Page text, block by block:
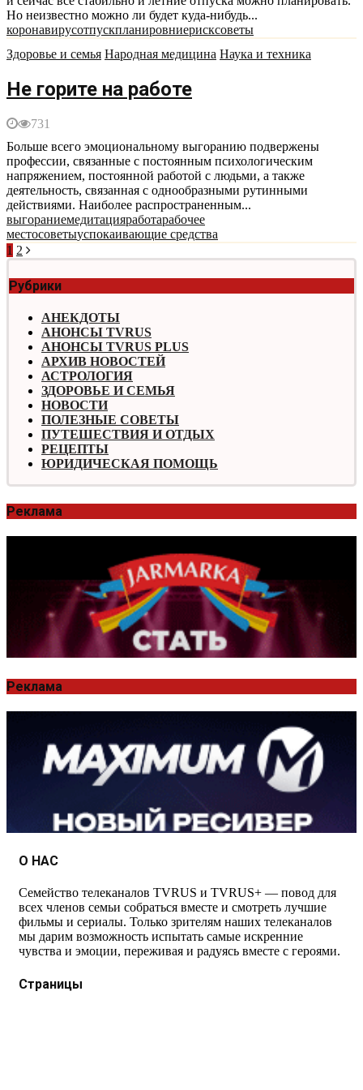
Но неизвестно можно ли будет куда-нибудь...
коронавирусотпускпланировниерисксоветы
Здоровье и семья Народная медицина Наука и техника
Не горите на работе
731
Больше всего эмоциональному выгоранию подвержены
профессии, связанные с постоянным психологическим
напряжением, постоянной работой с людьми, а также
деятельность, связанная с однообразными рутинными
действиями. Наиболее распространенным...
выгораниемедитацияработарабочее
местосоветыуспокаивающие средства
Навигация
по
записям
1 2
Рубрики
АНЕКДОТЫ
АНОНСЫ TVRUS
АНОНСЫ TVRUS PLUS
АРХИВ НОВОСТЕЙ
АСТРОЛОГИЯ
ЗДОРОВЬЕ И СЕМЬЯ
НОВОСТИ
ПОЛЕЗНЫЕ СОВЕТЫ
ПУТЕШЕСТВИЯ И ОТДЫХ
РЕЦЕПТЫ
ЮРИДИЧЕСКАЯ ПОМОЩЬ
Реклама
Реклама
О НАС
Семейство телеканалов TVRUS и TVRUS+ — повод для
всех членов семьи собраться вместе и смотреть лучшие
фильмы и сериалы. Только зрителям наших телеканалов
мы дарим возможность испытать самые искренние
чувства и эмоции, переживая и радуясь вместе с героями.
Страницы